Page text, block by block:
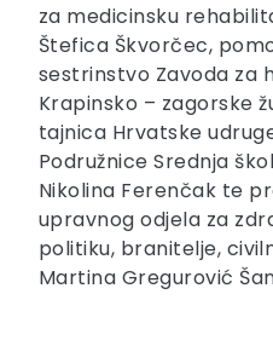
za medicinsku
Štefica Škvorčec,
sestrinstvo Zavoda za
Krapinsko – zagorske
tajnica Hrvatske
Podružnice Srednja
Nikolina Ferenčak te
upravnog odjela za
politiku, branitelje,
Martina Gregurović